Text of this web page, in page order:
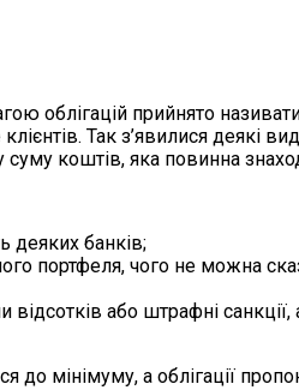
облігацій прийнято
Так з’явилися деякі
коштів, яка повинна
деяких банків;
портфеля, чого не можна
або штрафні
до мінімуму, а облігації